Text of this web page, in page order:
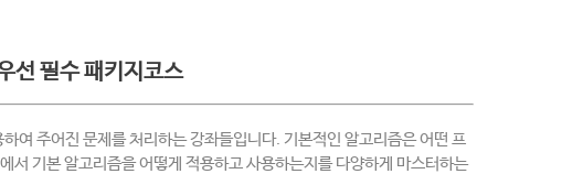
선 필수 패키지코스
여 주어진 문제를 처리하는 강좌들입니다. 기본적인 알고리즘은 어떤 프
서 기본 알고리즘을 어떻게 적용하고 사용하는지를 다양하게 마스터하는